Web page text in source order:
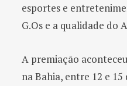
esportes e
G.Os e a qualidade do
A premiação
na Bahia, entre 12 e